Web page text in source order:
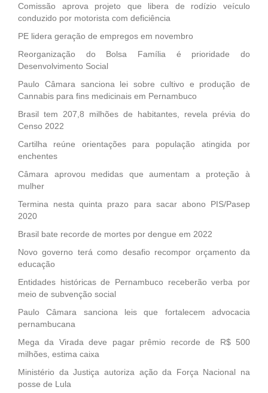
Comissão aprova projeto que libera de rodízio veículo
conduzido por motorista com deficiência
PE lidera geração de empregos em novembro
Reorganização do Bolsa Família é prioridade do
Desenvolvimento Social
Paulo Câmara sanciona lei sobre cultivo e produção de
Cannabis para fins medicinais em Pernambuco
Brasil tem 207,8 milhões de habitantes, revela prévia do
Censo 2022
Cartilha reúne orientações para população atingida por
enchentes
Câmara aprovou medidas que aumentam a proteção à
mulher
Termina nesta quinta prazo para sacar abono PIS/Pasep
2020
Brasil bate recorde de mortes por dengue em 2022
Novo governo terá como desafio recompor orçamento da
educação
Entidades históricas de Pernambuco receberão verba por
meio de subvenção social
Paulo Câmara sanciona leis que fortalecem advocacia
pernambucana
Mega da Virada deve pagar prêmio recorde de R$ 500
milhões, estima caixa
Ministério da Justiça autoriza ação da Força Nacional na
posse de Lula